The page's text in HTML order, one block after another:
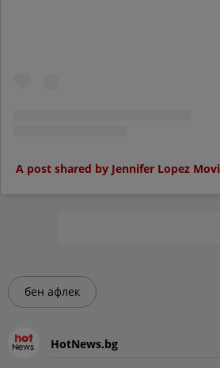
A post shared by Jennifer Lopez
бен афлек
HotNews.bg